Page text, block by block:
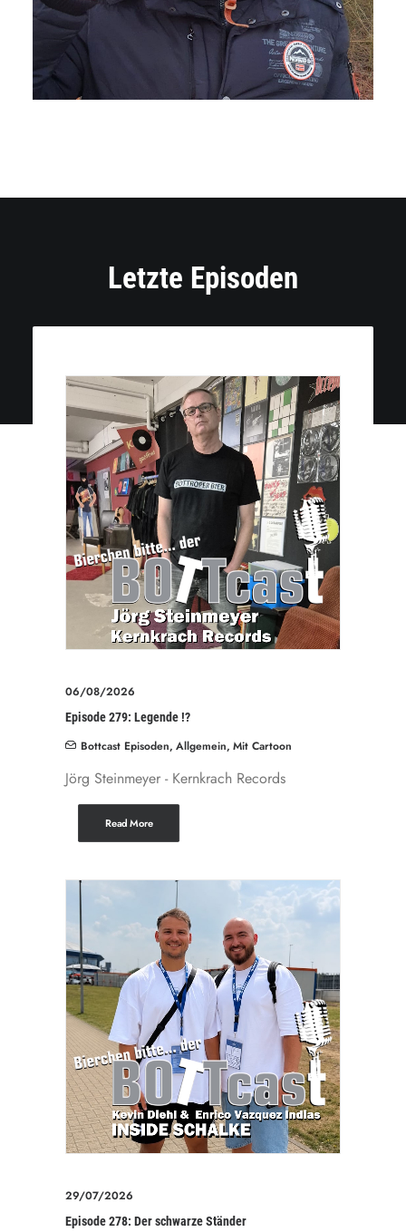
Letzte Episoden
06/08/2026
Episode 279: Legende !?
Bottcast Episoden, Allgemein, Mit Cartoon
Jörg Steinmeyer - Kernkrach Records
Read More
29/07/2026
Episode 278: Der schwarze Ständer